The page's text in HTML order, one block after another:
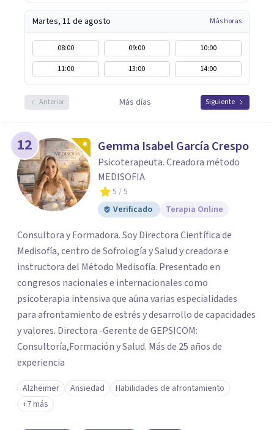
Martes, 11 de agosto Más horas
08:00 09:00
10:00
11:00
13:00 14:00
Anterior Más días Siguiente
12 Gemma Isabel García Crespo
Psicoterapeuta. Creadora método
MEDISOFIA
5 / 5
Verificado
Terapia Online
Consultora y Formadora. Soy Directora Científica de
Medisofía, centro de Sofrología y Salud y creadora e
instructora del Método Medisofía. Presentado en
congresos nacionales e internacionales como
psicoterapia intensiva que aúna varias especialidades
para afrontamiento de estrés y desarrollo de capacidades
y valores. Directora -Gerente de GEPSICOM:
Consultoría,Formación y Salud. Más de 25 años de
experiencia
Alzheimer Ansiedad
Habilidades de afrontamiento
+7 más